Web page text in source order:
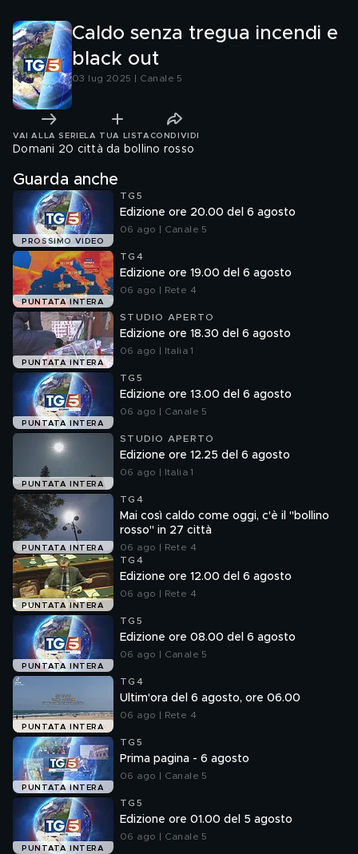
Caldo senza tregua incendi e
black out
03 lug 2025 | Canale 5
VAI ALLA SERIE LA TUA LISTA CONDIVIDI
Domani 20 città da bollino rosso
Guarda anche
PROSSIMO VIDEO
TG5
Edizione ore 20.00 del 6 agosto
06 ago | Canale 5
PUNTATA INTERA
TG4
Edizione ore 19.00 del 6 agosto
06 ago | Rete 4
PUNTATA INTERA
STUDIO APERTO
Edizione ore 18.30 del 6 agosto
06 ago | Italia 1
PUNTATA INTERA
TG5
Edizione ore 13.00 del 6 agosto
06 ago | Canale 5
PUNTATA INTERA
STUDIO APERTO
Edizione ore 12.25 del 6 agosto
06 ago | Italia 1
PUNTATA INTERA
TG4
Mai così caldo come oggi, c'è il "bollino
rosso" in 27 città
06 ago | Rete 4
PUNTATA INTERA
TG4
Edizione ore 12.00 del 6 agosto
06 ago | Rete 4
PUNTATA INTERA
TG5
Edizione ore 08.00 del 6 agosto
06 ago | Canale 5
PUNTATA INTERA
TG4
Ultim'ora del 6 agosto, ore 06.00
06 ago | Rete 4
PUNTATA INTERA
TG5
Prima pagina - 6 agosto
06 ago | Canale 5
PUNTATA INTERA
TG5
Edizione ore 01.00 del 5 agosto
06 ago | Canale 5